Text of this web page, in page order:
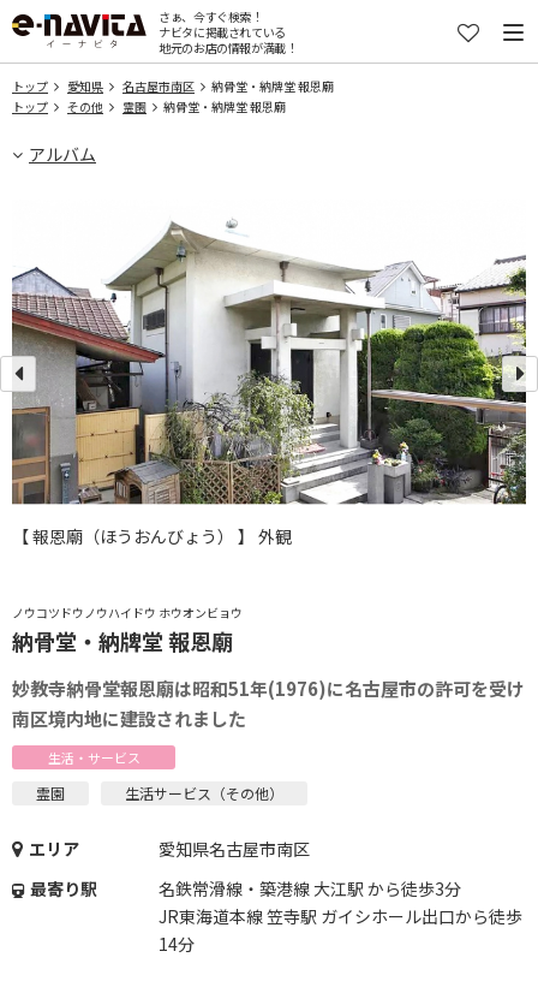
さぁ、今すぐ検索！
ナビタに掲載されている
地元のお店の情報が満載！
トップ 愛知県 名古屋市南区
納骨堂・納牌堂 報恩廟
トップ
その他 霊園 納骨堂・納牌堂 報恩廟
アルバム
ノウコツドウノウハイドウ ホウオンビョウ
納骨堂・納牌堂 報恩廟
妙教寺納骨堂報恩廟は昭和51年(1976)に名古屋市の許可を受け
南区境内地に建設されました
生活・サービス
霊園 生活サービス（その他）
エリア
愛知県名古屋市南区
最寄り駅
名鉄常滑線・築港線 大江駅 から徒歩3分
JR東海道本線 笠寺駅 ガイシホール出口から徒歩
14分
【 報恩廟（ほうおんびょう） 】 外観